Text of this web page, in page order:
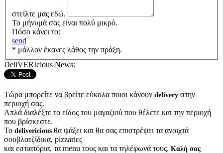
στείλτε μας εδώ.
Το μήνυμά σας είναι πολύ μικρό.
Πόσο κάνει το:
send
* μάλλον έκανες λάθος την πράξη.
DeliVERIcious News:
Τώρα μπορείτε να βρείτε εύκολα ποιοι κάνουν delivery στην
περιοχή σας.
Απλά διαλέξτε το είδος του μαγαζιού που θέλετε και την περιοχή
που βρίσκεστε.
Το delivericious θα ψάξει και θα σας επιστρέψει τα ανοιχτά
σουβλατζίδικα, pizzariες
και εστιατόρια, τα menu τους και τα τηλέφωνά τους. Καλή σας